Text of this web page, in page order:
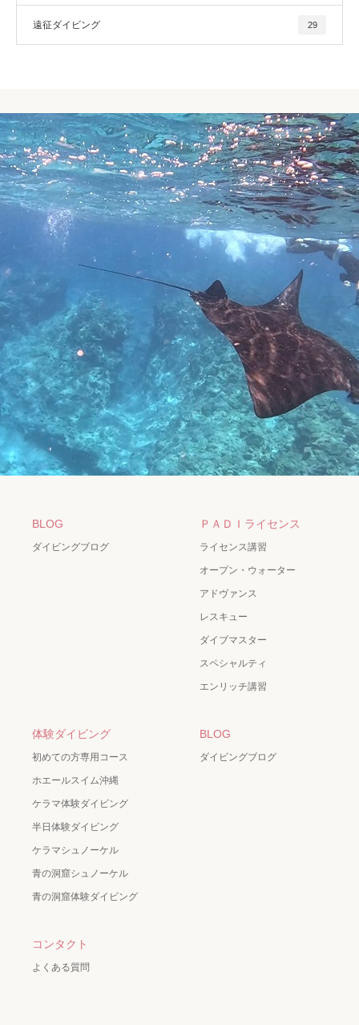
遠征ダイビング 29
BLOG
ダイビングブログ
ＰＡＤＩライセンス
ライセンス講習
オープン・ウォーター
アドヴァンス
レスキュー
ダイブマスター
スペシャルティ
エンリッチ講習
体験ダイビング
初めての方専用コース
ホエールスイム沖縄
ケラマ体験ダイビング
半日体験ダイビング
ケラマシュノーケル
青の洞窟シュノーケル
青の洞窟体験ダイビング
BLOG
ダイビングブログ
コンタクト
よくある質問